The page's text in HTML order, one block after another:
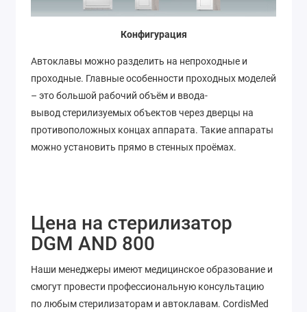
Конфигурация
Автоклавы можно разделить на непроходные и
проходные. Главные особенности проходных моделей
– это большой рабочий объём и ввода-
вывод стерилизуемых объектов через дверцы на
противоположных концах аппарата. Такие аппараты
можно установить прямо в стенных проёмах.
Цена на стерилизатор
DGM AND 800
Наши менеджеры имеют медицинское образование и
смогут провести профессиональную консультацию
по любым стерилизаторам и автоклавам. CordisMed